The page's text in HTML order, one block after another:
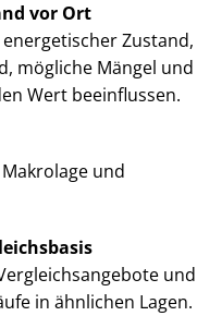
vor Ort
Zustand,
mögliche Mängel und
Wert beeinflussen.
und
und
in ähnlichen Lagen.